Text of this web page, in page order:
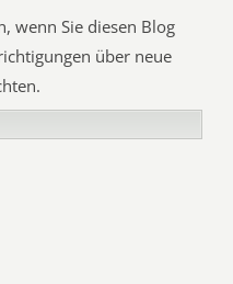
wenn Sie diesen Blog
über neue